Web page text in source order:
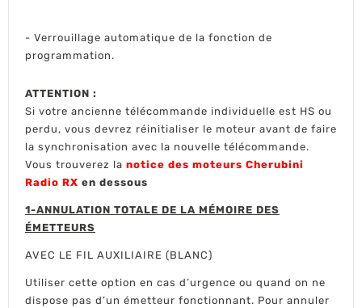
- Verrouillage automatique de la fonction de
programmation.
ATTENTION :
Si votre ancienne télécommande individuelle est HS ou
perdu, vous devrez réinitialiser le moteur avant de faire
la synchronisation avec la nouvelle télécommande.
Vous trouverez la notice des moteurs Cherubini
Radio RX en dessous
1-ANNULATION TOTALE DE LA MÉMOIRE DES
ÉMETTEURS
AVEC LE FIL AUXILIAIRE (BLANC)
Utiliser cette option en cas d’urgence ou quand on ne
dispose pas d’un émetteur fonctionnant. Pour annuler